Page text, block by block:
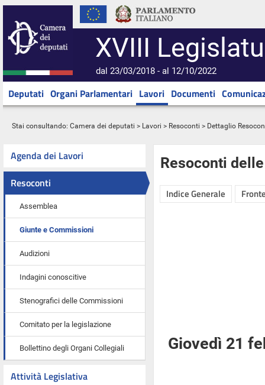
XVIII
dal 23/03/2018 - al 12/10/2022
Deputati Organi Parlamentari Lavori Documenti
Stai consultando: Camera dei deputati > Lavori > Resoconti > Dettaglio
Agenda dei Lavori
Resoconti
Assemblea
Giunte e Commissioni
Audizioni
Indagini conoscitive
Stenografici delle Commissioni
Comitato per la legislazione
Bollettino degli Organi Collegiali
Attività Legislativa
Resoconti
Indice Generale
Giovedì 21